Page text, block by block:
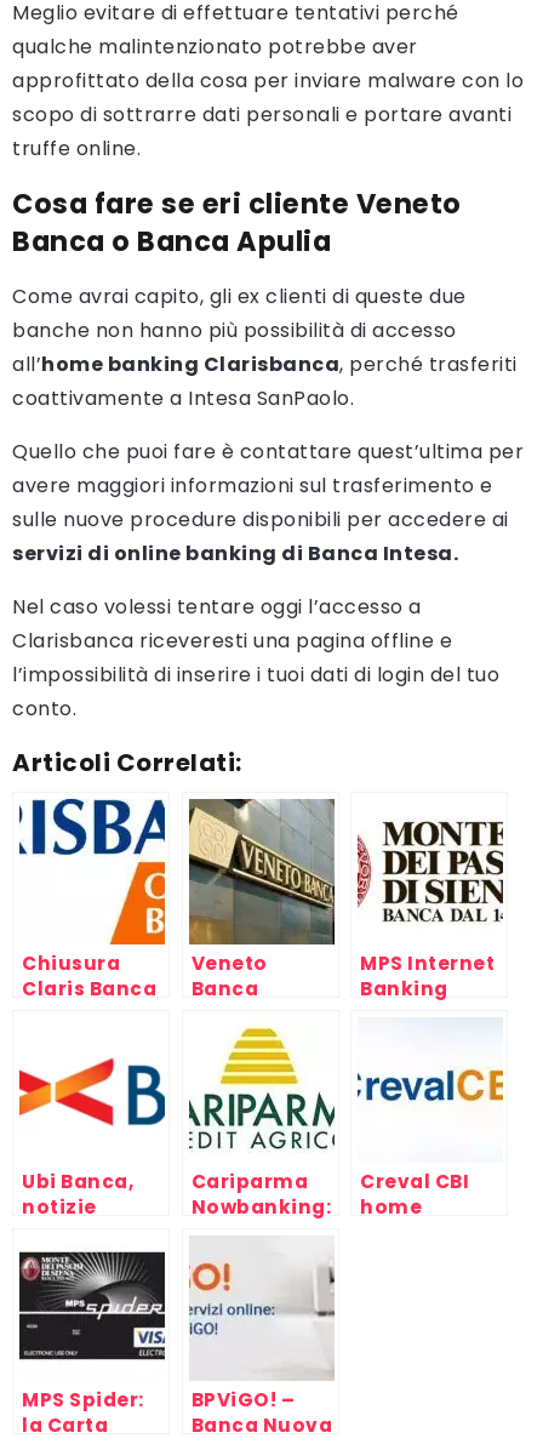
Meglio evitare di effettuare tentativi perché
qualche malintenzionato potrebbe aver
approfittato della cosa per inviare malware con lo
scopo di sottrarre dati personali e portare avanti
truffe online.
Cosa fare se eri cliente Veneto
Banca o Banca Apulia
Come avrai capito, gli ex clienti di queste due
banche non hanno più possibilità di accesso
all’home banking Clarisbanca, perché trasferiti
coattivamente a Intesa SanPaolo.
Quello che puoi fare è contattare quest’ultima per
avere maggiori informazioni sul trasferimento e
sulle nuove procedure disponibili per accedere ai
servizi di online banking di Banca Intesa.
Nel caso volessi tentare oggi l’accesso a
Clarisbanca riceveresti una pagina offline e
l’impossibilità di inserire i tuoi dati di login del tuo
conto.
Articoli Correlati:
Chiusura
Claris Banca
informazioni
ed
alternative
Veneto
Banca
MPS Internet
Banking
Ubi Banca,
notizie
Cariparma
Nowbanking:
come
accedere a
privati e
imprese
Creval CBI
home
MPS Spider:
la Carta
BPViGO! –
Banca Nuova